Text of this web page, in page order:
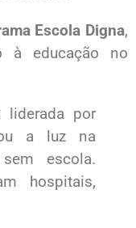
Escola Digna,
à educação no
liderada por
a luz na
escola.
hospitais,